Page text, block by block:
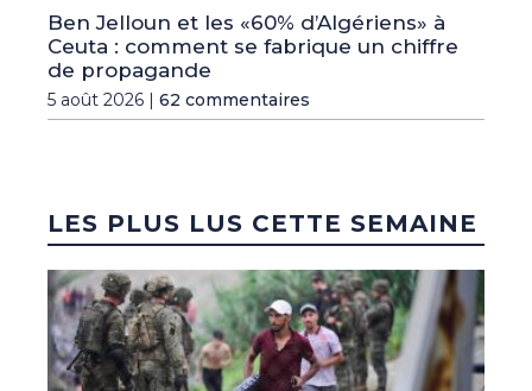
Ben Jelloun et les «60% d’Algériens» à
Ceuta : comment se fabrique un chiffre
de propagande
5 août 2026 | 62 commentaires
LES PLUS LUS CETTE SEMAINE